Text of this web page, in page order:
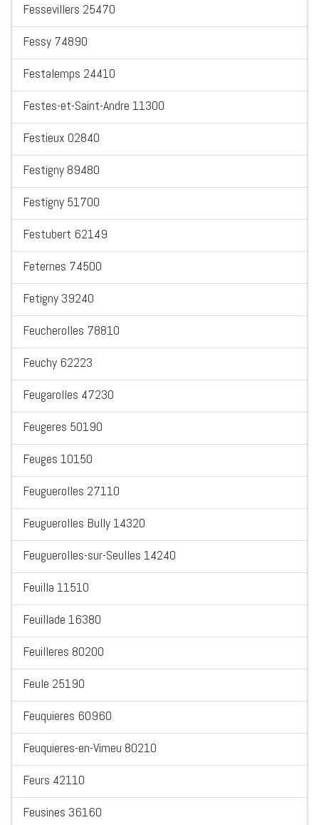
Fessevillers 25470
Fessy 74890
Festalemps 24410
Festes-et-Saint-Andre 11300
Festieux 02840
Festigny 89480
Festigny 51700
Festubert 62149
Feternes 74500
Fetigny 39240
Feucherolles 78810
Feuchy 62223
Feugarolles 47230
Feugeres 50190
Feuges 10150
Feuguerolles 27110
Feuguerolles Bully 14320
Feuguerolles-sur-Seulles 14240
Feuilla 11510
Feuillade 16380
Feuilleres 80200
Feule 25190
Feuquieres 60960
Feuquieres-en-Vimeu 80210
Feurs 42110
Feusines 36160